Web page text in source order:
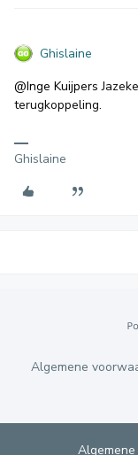
Ghislaine
@Inge Kuijpers
terugkoppeling.
Ghislaine
Algemene